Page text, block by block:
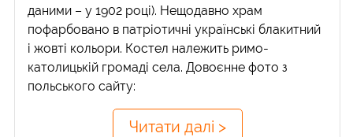
даними – у 1902 році). Нещодавно храм
пофарбовано в патріотичні українські блакитний
і жовті кольори. Костел належить римо-
католицькій громаді села. Довоєнне фото з
польського сайту:
Читати далі >